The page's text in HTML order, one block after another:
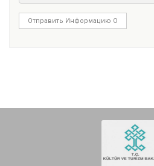
Отправить Информацию О